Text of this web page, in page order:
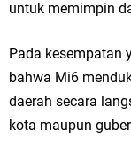
untuk memimpin
Pada kesempatan
bahwa Mi6
daerah secara
kota maupun